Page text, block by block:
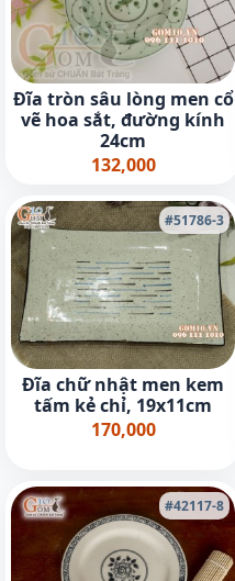
Đĩa tròn sâu lòng men cổ
vẽ hoa sắt, đường kính
24cm
132,000
#51786-3
Đĩa chữ nhật men kem
tấm kẻ chỉ, 19x11cm
170,000
#42117-8